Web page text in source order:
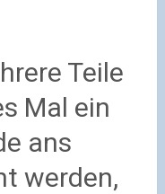
Teile
Mal ein
ans
werden,